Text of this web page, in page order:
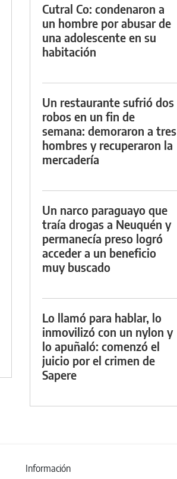
Cutral Co: condenaron a
un hombre por abusar de
una adolescente en su
habitación
Un restaurante sufrió dos
robos en un fin de
semana: demoraron a tres
hombres y recuperaron la
mercadería
Un narco paraguayo que
traía drogas a Neuquén y
permanecía preso logró
acceder a un beneficio
muy buscado
Lo llamó para hablar, lo
inmovilizó con un nylon y
lo apuñaló: comenzó el
juicio por el crimen de
Sapere
Información